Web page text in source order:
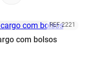
REF 2221
com bolsos